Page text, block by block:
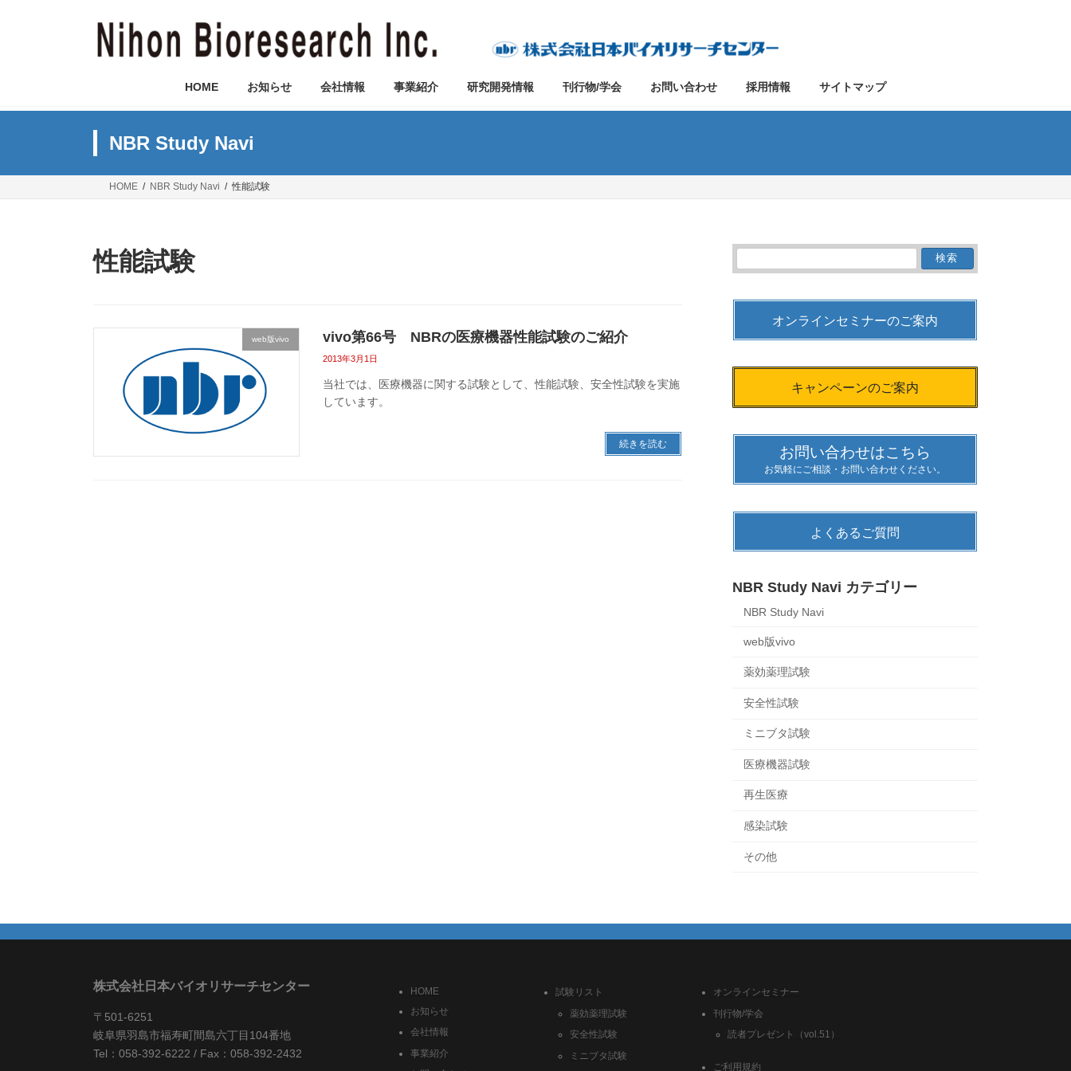
HOME お知らせ 会社情報 事業紹介 研究開発情報 刊行物/学会 お問い合わせ 採用情報 サイトマップ
NBR Study Navi
HOME NBR Study Navi 性能試験
性能試験
web版vivo vivo第66号 NBRの医療機器性能試験のご紹介
2013年3月1日
当社では、医療機器に関する試験として、性能試験、安全性試験を実施
しています。
続きを読む
索:
オンラインセミナーのご案内
キャンペーンのご案内
お問い合わせはこちら
お気軽にご相談・お問い合わせください。
よくあるご質問
NBR Study Navi カテゴリー
NBR Study Navi
web版vivo
薬効薬理試験
安全性試験
ミニブタ試験
医療機器試験
再生医療
感染試験
その他
株式会社日本バイオリサーチセンター
〒501-6251
岐阜県羽島市福寿町間島六丁目104番地
Tel：058-392-6222 / Fax：058-392-2432
HOME
お知らせ
会社情報
事業紹介
試験リスト
薬効薬理試験
安全性試験
ミニブタ試験
オンラインセミナー
刊行物/学会
読者プレゼント（vol.51）
ご利用規約